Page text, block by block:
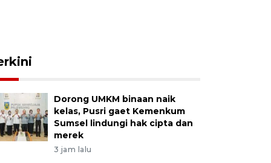
Dorong UMKM binaan naik
kelas, Pusri gaet Kemenkum
Sumsel lindungi hak cipta dan
merek
3 jam lalu